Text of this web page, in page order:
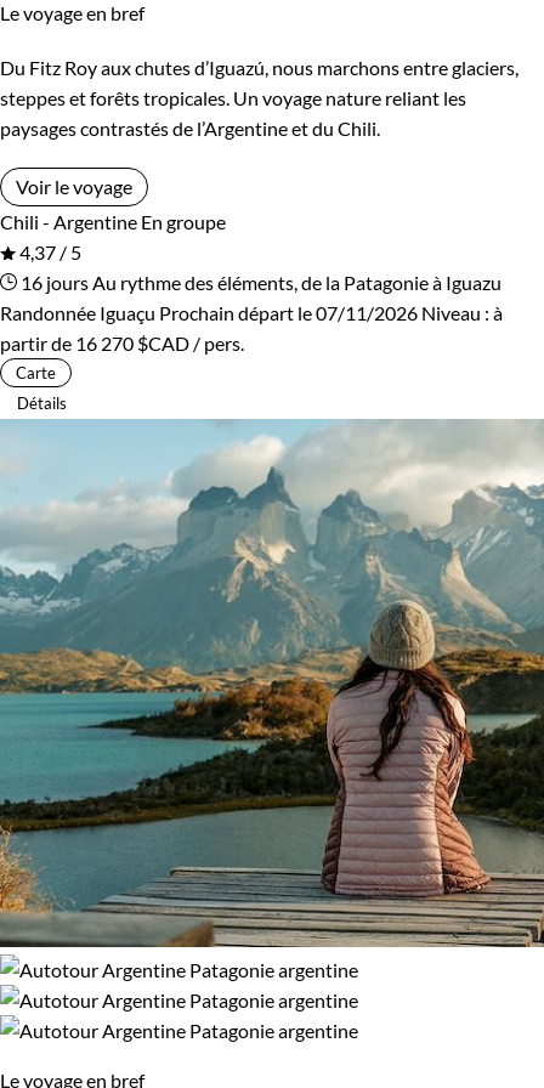
Forêts, collines, rivières et lacs
Le voyage en bref
Du Fitz Roy aux chutes d’Iguazú, nous marchons entre glaciers,
steppes et forêts tropicales. Un voyage nature reliant les
paysages contrastés de l’Argentine et du Chili.
Voir le voyage
Chili - Argentine En groupe
4,37 / 5
16 jours Au rythme des éléments, de la Patagonie à Iguazu
Randonnée Iguaçu Prochain départ le 07/11/2026 Niveau : à
partir de 16 270 $CAD / pers.
Carte
Détails
Le voyage en bref